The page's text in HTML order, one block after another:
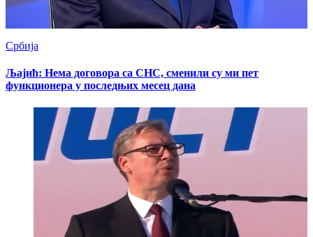
Србија
Љајић: Нема договора са СНС, сменили су ми пет
функционера у последњих месец дана